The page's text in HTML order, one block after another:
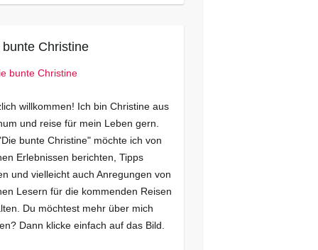
bunte Christine
willkommen! Ich bin Christine aus
und reise für mein Leben gern.
bunte Christine" möchte ich von
Erlebnissen berichten, Tipps
und vielleicht auch Anregungen von
Lesern für die kommenden Reisen
Du möchtest mehr über mich
Dann klicke einfach auf das Bild.